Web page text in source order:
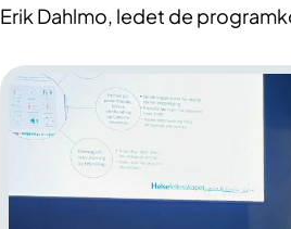
Erik Dahlmo, ledet de